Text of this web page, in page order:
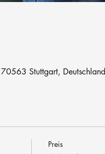
70563 Stuttgart, Deutschland
Preis